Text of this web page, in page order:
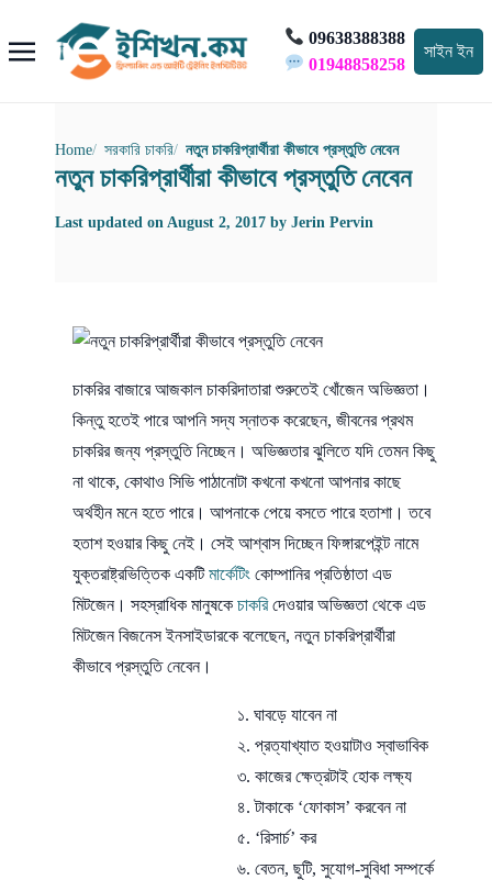
09638388388
01948858258
সাইন ইন
Home সরকারি চাকরি নতুন চাকরিপ্রার্থীরা কীভাবে প্রস্তুতি নেবেন
নতুন চাকরিপ্রার্থীরা কীভাবে প্রস্তুতি নেবেন
Last updated on August 2, 2017 by Jerin Pervin
চাকরির বাজারে আজকাল চাকরিদাতারা শুরুতেই খোঁজেন অভিজ্ঞতা।
কিন্তু হতেই পারে আপনি সদ্য স্নাতক করেছেন, জীবনের প্রথম
চাকরির জন্য প্রস্তুতি নিচ্ছেন। অভিজ্ঞতার ঝুলিতে যদি তেমন কিছু
না থাকে, কোথাও সিভি পাঠানোটা কখনো কখনো আপনার কাছে
অর্থহীন মনে হতে পারে। আপনাকে পেয়ে বসতে পারে হতাশা। তবে
হতাশ হওয়ার কিছু নেই। সেই আশ্বাস দিচ্ছেন ফিঙ্গারপেইন্ট নামে
যুক্তরাষ্ট্রভিত্তিক একটিমার্কেটিং কোম্পানির প্রতিষ্ঠাতা এড
মিটজেন। সহস্রাধিক মানুষকে চাকরিদেওয়ার অভিজ্ঞতা থেকে এড
মিটজেন বিজনেস ইনসাইডারকে বলেছেন, নতুন চাকরিপ্রার্থীরা
কীভাবে প্রস্তুতি নেবেন।
১. ঘাবড়ে যাবেন না
২. প্রত্যাখ্যাত হওয়াটাও স্বাভাবিক
৩. কাজের ক্ষেত্রটাই হোক লক্ষ্য
৪. টাকাকে ‘ফোকাস’ করবেন না
৫. ‘রিসার্চ’ কর
৬. বেতন, ছুটি, সুযোগ-সুবিধা সম্পর্কে